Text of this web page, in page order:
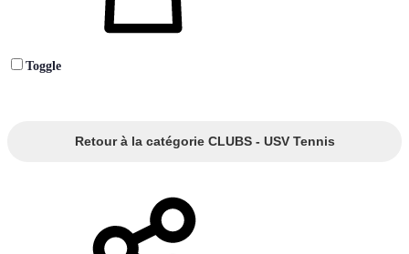
Toggle
Retour à la catégorie CLUBS - USV Tennis